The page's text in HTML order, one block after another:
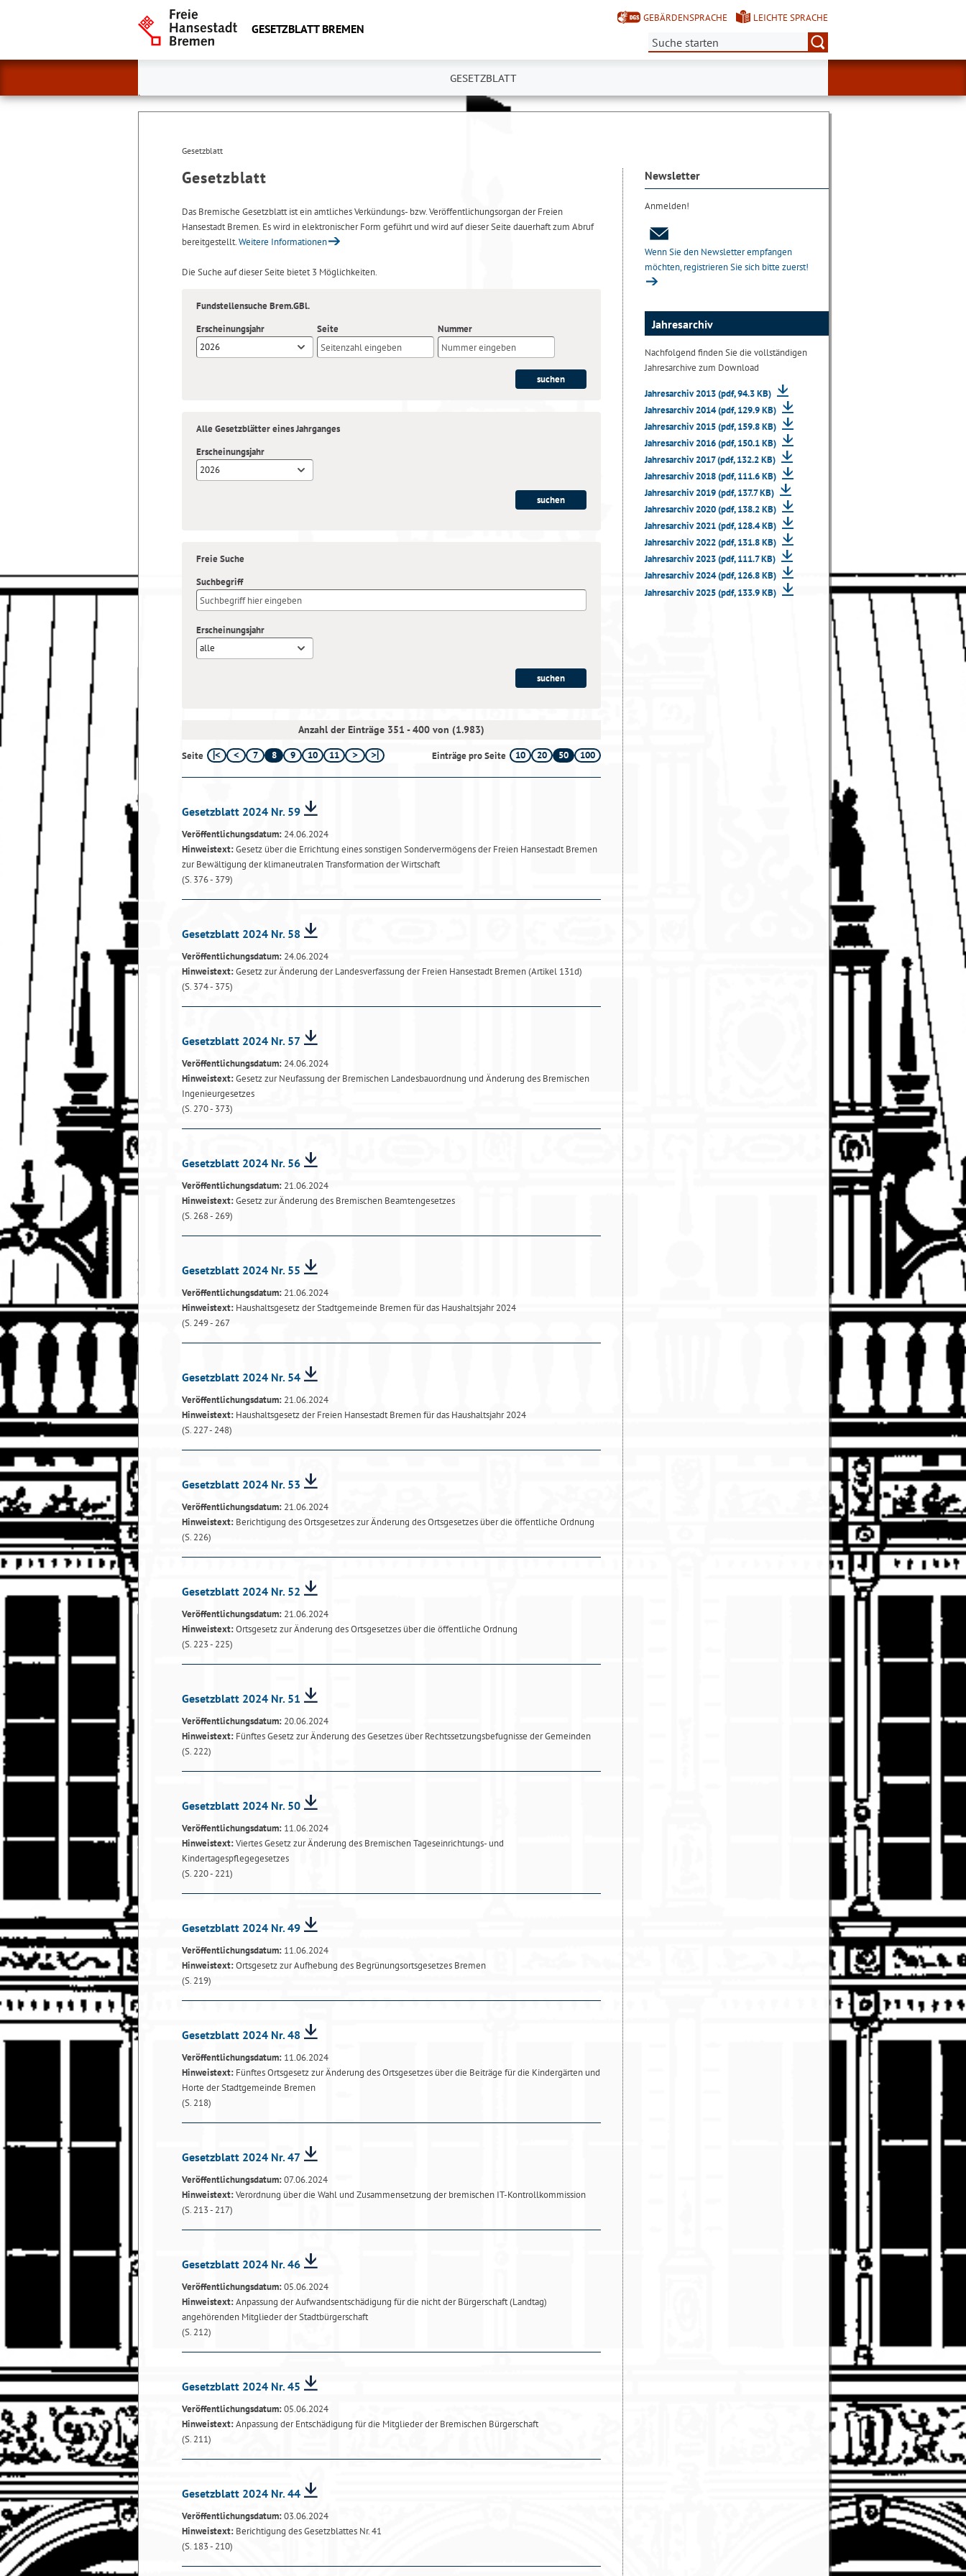
GESETZBLATT BREMEN
GEBÄRDENSPRACHE
LEICHTE SPRACHE
Suche:
GESETZBLATT
Gesetzblatt
Gesetzblatt
Das Bremische Gesetzblatt ist ein amtliches Verkündungs- bzw. Veröffentlichungsorgan der Freien
Hansestadt Bremen. Es wird in elektronischer Form geführt und wird auf dieser Seite dauerhaft zum Abruf
bereitgestellt.Weitere Informationen
Die Suche auf dieser Seite bietet 3 Möglichkeiten.
Fundstellensuche Brem.GBl.
Erscheinungsjahr
2026
Seite Nummer
Alle Gesetzblätter eines Jahrganges
Erscheinungsjahr
2026
Freie Suche
Suchbegriff
Erscheinungsjahr
alle
Anzahl der Einträge 351 - 400 von (1.983)
Seite 7 8 9 10 11 Einträge pro Seite 10 20 50 100
Gesetzblatt 2024 Nr. 59
Veröffentlichungsdatum: 24.06.2024
Hinweistext:Gesetz über die Errichtung eines sonstigen Sondervermögens der Freien Hansestadt Bremen
zur Bewältigung der klimaneutralen Transformation der Wirtschaft
(S. 376 - 379)
Gesetzblatt 2024 Nr. 58
Veröffentlichungsdatum: 24.06.2024
Hinweistext:Gesetz zur Änderung der Landesverfassung der Freien Hansestadt Bremen (Artikel 131d)
(S. 374 - 375)
Gesetzblatt 2024 Nr. 57
Veröffentlichungsdatum: 24.06.2024
Hinweistext:Gesetz zur Neufassung der Bremischen Landesbauordnung und Änderung des Bremischen
Ingenieurgesetzes
(S. 270 - 373)
Gesetzblatt 2024 Nr. 56
Veröffentlichungsdatum: 21.06.2024
Hinweistext:Gesetz zur Änderung des Bremischen Beamtengesetzes
(S. 268 - 269)
Gesetzblatt 2024 Nr. 55
Veröffentlichungsdatum: 21.06.2024
Hinweistext: Haushaltsgesetz der Stadtgemeinde Bremen für das Haushaltsjahr 2024
(S. 249 - 267
Gesetzblatt 2024 Nr. 54
Veröffentlichungsdatum: 21.06.2024
Hinweistext: Haushaltsgesetz der Freien Hansestadt Bremen für das Haushaltsjahr 2024
(S. 227 - 248)
Gesetzblatt 2024 Nr. 53
Veröffentlichungsdatum: 21.06.2024
Hinweistext: Berichtigung des Ortsgesetzes zur Änderung des Ortsgesetzes über die öffentliche Ordnung
(S. 226)
Gesetzblatt 2024 Nr. 52
Veröffentlichungsdatum: 21.06.2024
Hinweistext:Ortsgesetz zur Änderung des Ortsgesetzes über die öffentliche Ordnung
(S. 223 - 225)
Gesetzblatt 2024 Nr. 51
Veröffentlichungsdatum: 20.06.2024
Hinweistext: Fünftes Gesetz zur Änderung des Gesetzes über Rechtssetzungsbefugnisse der Gemeinden
(S. 222)
Gesetzblatt 2024 Nr. 50
Veröffentlichungsdatum: 11.06.2024
Hinweistext:Viertes Gesetz zur Änderung des Bremischen Tageseinrichtungs- und
Kindertagespflegegesetzes
(S. 220 - 221)
Gesetzblatt 2024 Nr. 49
Veröffentlichungsdatum: 11.06.2024
Hinweistext:Ortsgesetz zur Aufhebung des Begrünungsortsgesetzes Bremen
(S. 219)
Gesetzblatt 2024 Nr. 48
Veröffentlichungsdatum: 11.06.2024
Hinweistext: Fünftes Ortsgesetz zur Änderung des Ortsgesetzes über die Beiträge für die Kindergärten und
Horte der Stadtgemeinde Bremen
(S. 218)
Gesetzblatt 2024 Nr. 47
Veröffentlichungsdatum:07.06.2024
Hinweistext:Verordnung über die Wahl und Zusammensetzung der bremischen IT-Kontrollkommission
(S. 213 - 217)
Gesetzblatt 2024 Nr. 46
Veröffentlichungsdatum:05.06.2024
Hinweistext:Anpassung der Aufwandsentschädigung für die nicht der Bürgerschaft (Landtag)
angehörenden Mitglieder der Stadtbürgerschaft
(S. 212)
Gesetzblatt 2024 Nr. 45
Veröffentlichungsdatum:05.06.2024
Hinweistext:Anpassung der Entschädigung für die Mitglieder der Bremischen Bürgerschaft
(S. 211)
Gesetzblatt 2024 Nr. 44
Veröffentlichungsdatum:03.06.2024
Hinweistext: Berichtigung des Gesetzblattes Nr. 41
(S. 183 - 210)
Newsletter
Anmelden!
Wenn Sie den Newsletter empfangen
möchten, registrieren Sie sich bitte zuerst!
Jahresarchiv
Nachfolgend finden Sie die vollständigen
Jahresarchive zum Download
Jahresarchiv 2013 (pdf, 94.3 KB)
Jahresarchiv 2014 (pdf, 129.9 KB)
Jahresarchiv 2015 (pdf, 159.8 KB)
Jahresarchiv 2016 (pdf, 150.1 KB)
Jahresarchiv 2017 (pdf, 132.2 KB)
Jahresarchiv 2018 (pdf, 111.6 KB)
Jahresarchiv 2019 (pdf, 137.7 KB)
Jahresarchiv 2020 (pdf, 138.2 KB)
Jahresarchiv 2021 (pdf, 128.4 KB)
Jahresarchiv 2022 (pdf, 131.8 KB)
Jahresarchiv 2023 (pdf, 111.7 KB)
Jahresarchiv 2024 (pdf, 126.8 KB)
Jahresarchiv 2025 (pdf, 133.9 KB)